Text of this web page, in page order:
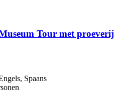
Tour met proeverij
Spaans